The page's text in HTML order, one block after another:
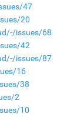
47
20
issues/68
42
issues/87
16
38
2
10